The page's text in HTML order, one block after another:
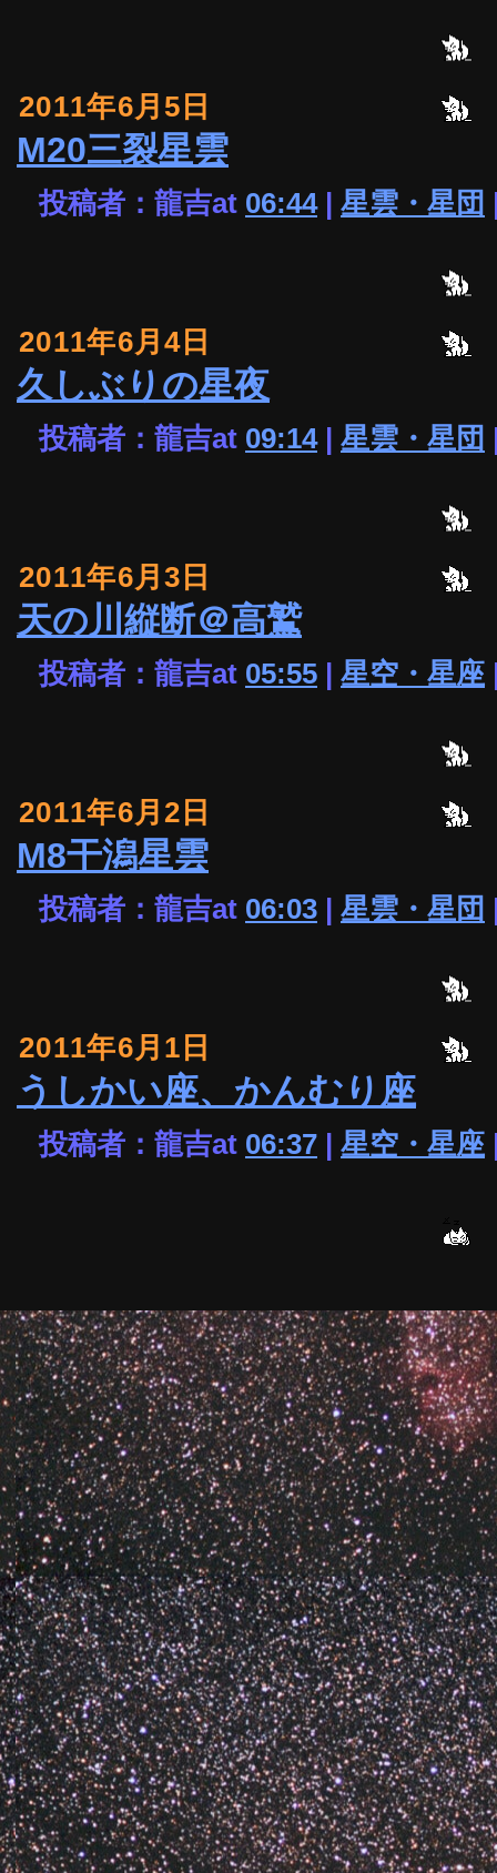
2011年6月5日
M20三裂星雲
投稿者：龍吉at 06:44| 星雲・星団
2011年6月4日
久しぶりの星夜
投稿者：龍吉at 09:14| 星雲・星団
2011年6月3日
天の川縦断＠高鷲
投稿者：龍吉at 05:55 | 星空・星座
2011年6月2日
M8干潟星雲
投稿者：龍吉at 06:03 | 星雲・星団
2011年6月1日
うしかい座、かんむり座
投稿者：龍吉at 06:37 | 星空・星座